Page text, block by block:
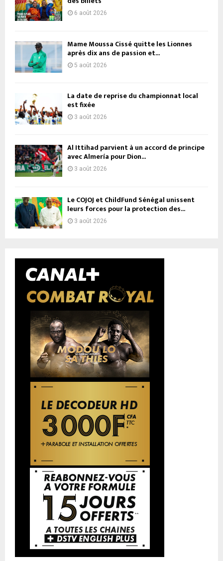
6 août 2026
Mame Moussa Cissé quitte les Lionnes
après dix ans de passion et...
5 août 2026
La date de reprise du championnat local
est fixée
3 août 2026
Al Ittihad parvient à un accord de principe
avec Almería pour Dion...
3 août 2026
Le COJOJ et ChildFund Sénégal unissent
leurs forces pour la protection des...
3 août 2026